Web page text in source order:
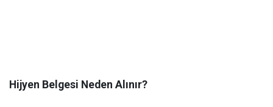
Hijyen Belgesi Neden Alınır?